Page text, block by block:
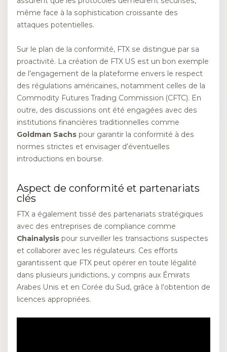
même face à la sophistication croissante des
attaques potentielles.
Sur le plan de la conformité, FTX se distingue par sa
proactivité. La création de FTX US est un bon exemple
de l’engagement de la plateforme envers le respect
des régulations américaines, notamment celles de la
Commodity Futures Trading Commission (CFTC). En
outre, des discussions ont été engagées avec des
institutions financières traditionnelles comme
Goldman Sachs pour garantir la conformité à des
normes strictes et envisager d’éventuelles
introductions en bourse.
Aspect de conformité et partenariats
clés
FTX a également tissé des partenariats stratégiques
avec des entreprises de compliance comme
Chainalysis pour surveiller les transactions suspectes
et collaborer avec les régulateurs. Ces efforts
garantissent que FTX peut opérer en toute légalité
dans plusieurs juridictions, y compris aux Émirats
Arabes Unis et en Corée du Sud, grâce à l’obtention de
licences appropriées.